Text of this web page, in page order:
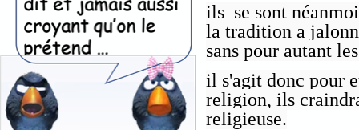
ils se sont
la tradition a
sans pour autant
il s'agit donc pour
religion, ils
religieuse.